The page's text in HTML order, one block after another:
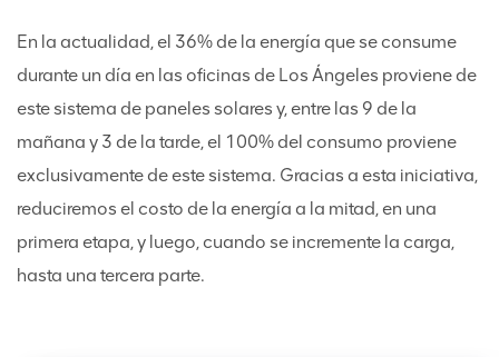
En la actualidad, el 36% de la energía que se consume
durante un día en las oficinas de Los Ángeles proviene de
este sistema de paneles solares y, entre las 9 de la
mañana y 3 de la tarde, el 100% del consumo proviene
exclusivamente de este sistema. Gracias a esta iniciativa,
reduciremos el costo de la energía a la mitad, en una
primera etapa, y luego, cuando se incremente la carga,
hasta una tercera parte.